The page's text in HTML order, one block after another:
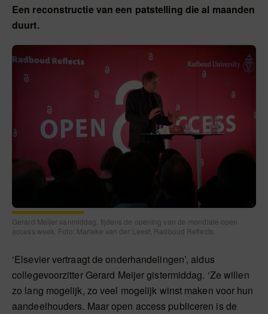
Een reconstructie van een patstelling die al maanden
duurt.
Gerard Meijer vanmiddag, tijdens de opening van de mondiale open
access week. Foto: Marieke van der Leest, Radboud Reflects
‘Elsevier vertraagt de onderhandelingen’, aldus
collegevoorzitter Gerard Meijer gistermiddag. ‘Ze willen
zo lang mogelijk, zo veel mogelijk winst maken voor hun
aandeelhouders. Maar open access publiceren is de